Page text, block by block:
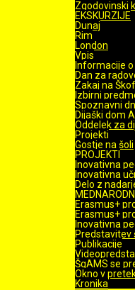
Zgodovinski
EKSKURZIJE
Dunaj
Rim
London
Vpis
Informacije
Dan za
Zakaj na
Izbirni
Spoznavni
Dijaški dom
Oddelek za
Projekti
Gostje na šoli
PROJEKTI
Inovativna
Inovativna
Delo z
Erasmus+
Erasmus+
Inovativna
Predstavitev
Publikacije
ŠgAMS se
Okno v
Kronika